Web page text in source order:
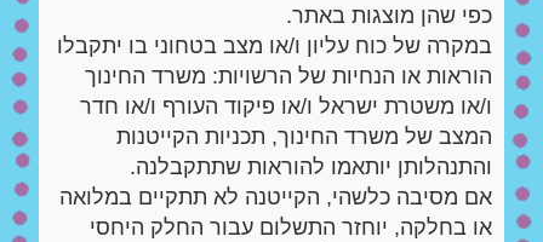
כפי שהן מוצגות באתר.
במקרה של כוח עליון ו/או מצב בטחוני בו יתקבלו
הוראות או הנחיות של הרשויות: משרד החינוך
ו/או משטרת ישראל ו/או פיקוד העורף ו/או חדר
המצב של משרד החינוך, תכניות הקייטנות
והתנהלותן יותאמו להוראות שתתקבלנה.
אם מסיבה כלשהי, הקייטנה לא תתקיים במלואה
או בחלקה, יוחזר התשלום עבור החלק היחסי